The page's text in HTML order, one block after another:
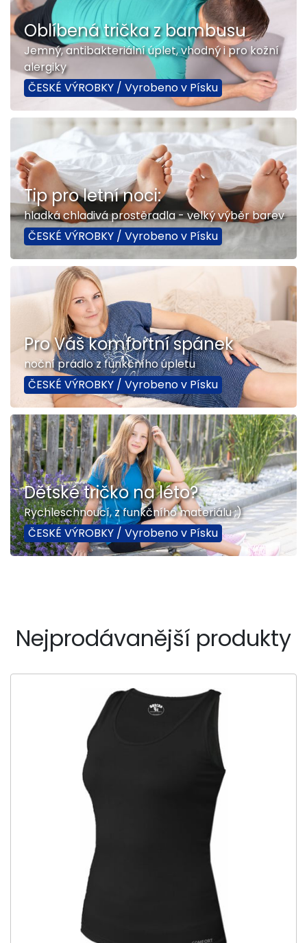
Oblíbená trička z bambusu
Jemný, antibakteriální úplet, vhodný i pro kožní
alergiky
ČESKÉ VÝROBKY / Vyrobeno v Písku
Tip pro letní noci:
hladká chladivá prostěradla - velký výběr barev
ČESKÉ VÝROBKY / Vyrobeno v Písku
Pro Váš komfortní spánek
noční prádlo z funkčního úpletu
ČESKÉ VÝROBKY / Vyrobeno v Písku
Dětské tričko na léto?
Rychleschnoucí, z funkčního materiálu ;)
ČESKÉ VÝROBKY / Vyrobeno v Písku
Nejprodávanější produkty